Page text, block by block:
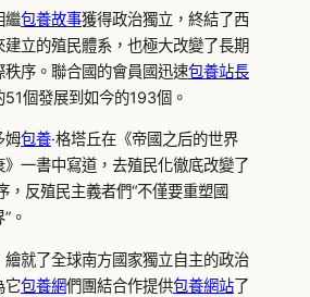
繼包養故事獲得政治獨立，終結了西
建立的殖民體系，也極大改變了長期
序。聯合國的會員國迅速包養站長
個發展到如今的193個。
姆包養·格塔丘在《帝國之后的世界
一書中寫道，去殖民化徹底改變了
，反殖民主義者們“不僅要重塑國
。
就了全球南方國家獨立自主的政治
它包養網們團結合作提供包養網站了